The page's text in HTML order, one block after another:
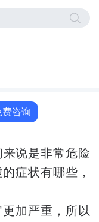
费咨询
说是非常危险
症状有哪些，
加严重，所以